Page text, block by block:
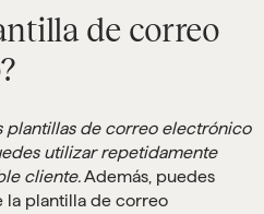
de correo
plantillas de correo electrónico
utilizar repetidamente
cliente.Además, puedes
la plantilla de correo